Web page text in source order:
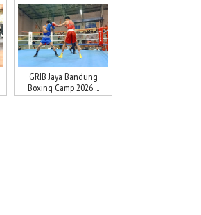
GRIB Jaya Bandung
Boxing Camp 2026 ...